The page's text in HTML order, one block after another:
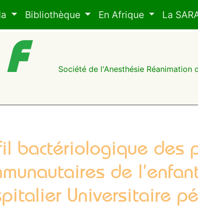
Bibliothèque En Afrique La
Société de l'Anesthésie Réanimation
bactériologique des
de
Universitaire